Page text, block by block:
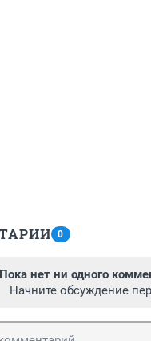
0
Пока нет ни одного
Начните обсуждение